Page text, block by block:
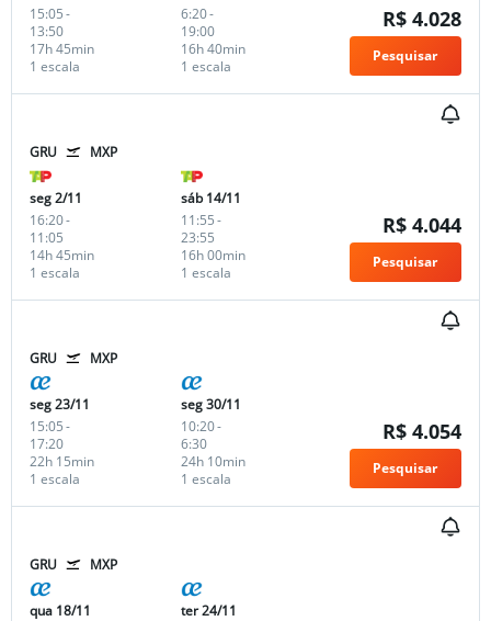
15:05-
13:50
1 escala
17h 45min
6:20-
19:00
1 escala
16h 40min
R$ 4.028
Pesquisar
GRU MXP
seg 2/11
16:20-
11:05
1 escala
14h 45min
sáb 14/11
11:55-
23:55
1 escala
16h 00min
R$ 4.044
Pesquisar
GRU MXP
seg 23/11
15:05-
17:20
1 escala
22h 15min
seg 30/11
10:20-
6:30
1 escala
24h 10min
R$ 4.054
Pesquisar
GRU MXP
qua 18/11
ter 24/11